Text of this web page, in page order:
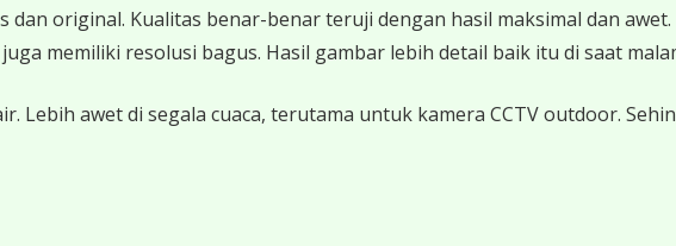
original. Kualitas benar-benar teruji dengan hasil maksimal dan awet.
memiliki resolusi bagus. Hasil gambar lebih detail baik itu di saat
Lebih awet di segala cuaca, terutama untuk kamera CCTV outdoor.